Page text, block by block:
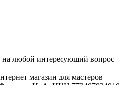
на любой интересующий вопрос
магазин для мастеров